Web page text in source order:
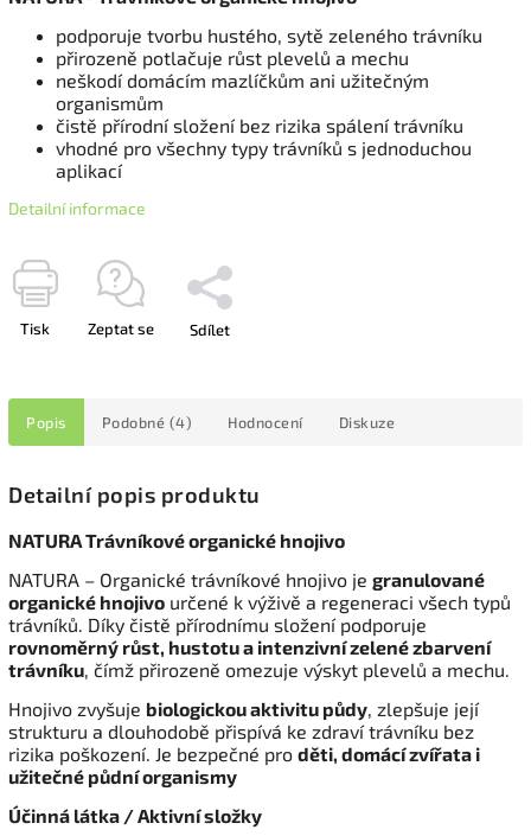
podporuje tvorbu hustého, sytě zeleného trávníku
přirozeně potlačuje růst plevelů a mechu
neškodí domácím mazlíčkům ani užitečným
organismům
čistě přírodní složení bez rizika spálení trávníku
vhodné pro všechny typy trávníků s jednoduchou
aplikací
Detailní informace
Tisk Zeptat se Sdílet
Popis Podobné (4) Hodnocení Diskuze
Detailní popis produktu
NATURA Trávníkové organické hnojivo
NATURA – Organické trávníkové hnojivo je granulované
organické hnojivo určené k výživě a regeneraci všech typů
trávníků. Díky čistě přírodnímu složení podporuje
rovnoměrný růst, hustotu a intenzivní zelené zbarvení
trávníku, čímž přirozeně omezuje výskyt plevelů a mechu.
Hnojivo zvyšuje biologickou aktivitu půdy, zlepšuje její
strukturu a dlouhodobě přispívá ke zdraví trávníku bez
rizika poškození. Je bezpečné pro děti, domácí zvířata i
užitečné půdní organismy
Účinná látka / Aktivní složky